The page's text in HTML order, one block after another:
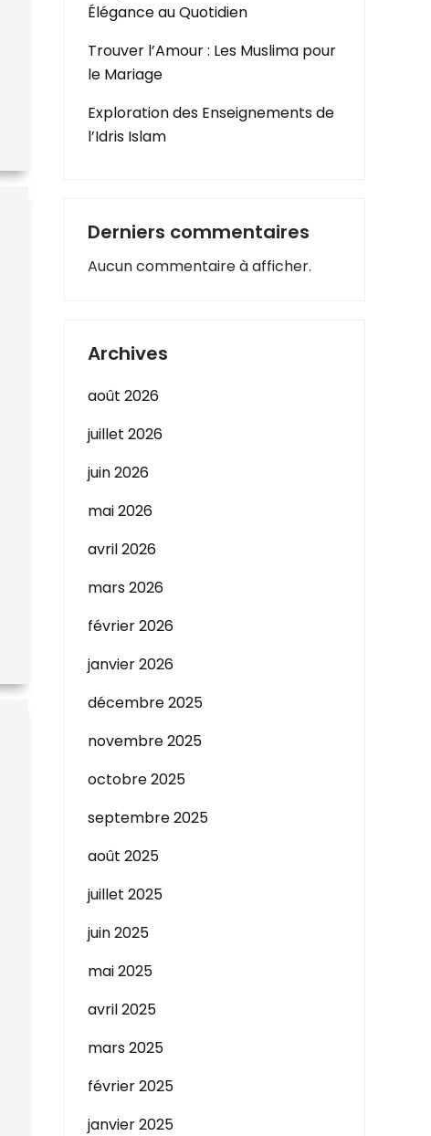
Élégance au Quotidien
Trouver l’Amour : Les Muslima pour
le Mariage
Exploration des Enseignements de
l’Idris Islam
Derniers commentaires
Aucun commentaire à afficher.
Archives
août 2026
juillet 2026
juin 2026
mai 2026
avril 2026
mars 2026
février 2026
janvier 2026
décembre 2025
novembre 2025
octobre 2025
septembre 2025
août 2025
juillet 2025
juin 2025
mai 2025
avril 2025
mars 2025
février 2025
janvier 2025